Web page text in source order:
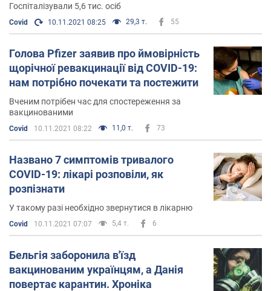
Госпіталізували 5,6 тис. осіб
Covid 10.11.2021 08:25 29,3 т. 55
Голова Pfizer заявив про ймовірність
щорічної ревакцинації від COVID-19:
нам потрібно почекати та постежити
Вченим потрібен час для спостереження за
вакцинованими
Covid 10.11.2021 08:22 11,0 т. 73
Названо 7 симптомів тривалого
COVID-19: лікарі розповіли, як
розпізнати
У такому разі необхідно звернутися в лікарню
Covid 10.11.2021 07:07 5,4 т. 6
Бельгія заборонила в'їзд
вакцинованим українцям, а Данія
повертає карантин. Хроніка